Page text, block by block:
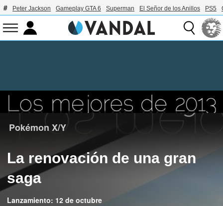
Peter Jackson Gameplay GTA 6 Superman El Señor de los Anillos PS5
Pokémon X/Y
La renovación de una gran
saga
Lanzamiento: 12 de octubre